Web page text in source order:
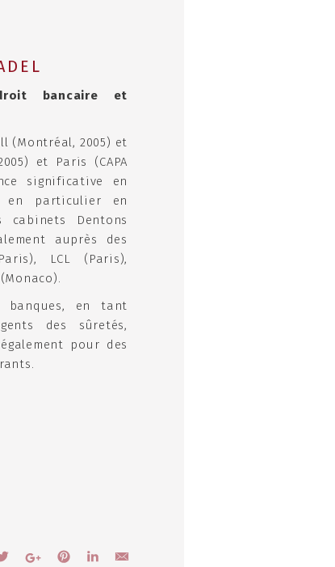
bancaire et
(Montréal, 2005) et
et Paris (CAPA
significative en
en particulier en
Dentons
auprès des
LCL (Paris),
en tant
des sûretés,
pour des